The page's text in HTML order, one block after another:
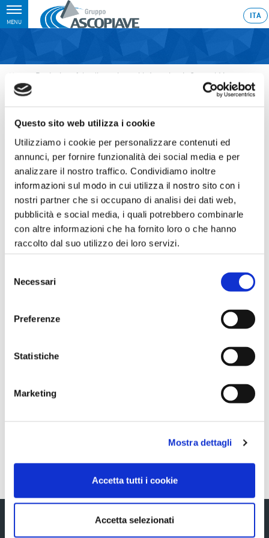
Questo sito web utilizza i cookie
Utilizziamo i cookie per personalizzare contenuti ed
annunci, per fornire funzionalità dei social media e per
analizzare il nostro traffico. Condividiamo inoltre
informazioni sul modo in cui utilizza il nostro sito con i
nostri partner che si occupano di analisi dei dati web,
pubblicità e social media, i quali potrebbero combinarle
con altre informazioni che ha fornito loro o che hanno
raccolto dal suo utilizzo dei loro servizi.
delNecessari
Preferenze
Statistiche
Marketing
Mostra dettagli
Accetta tutti i cookie
Accetta selezionati
Toggle
navigation
MENU
ITA
Home
Beginning of the discussions with Ascopiave’s General Manager,
Mr. Nicola Cecconato, in order to resolve all the outstanding matters he
may have with the Company
09.06.2026
BEGINNING OF THE
DISCUSSIONS WITH
ASCOPIAVE’S GENERAL
MANAGER, MR. NICOLA
CECCONATO, IN ORDER TO
OUTSTANDING MATTERS HE
COMPANY
Sezione download
Torna indietro